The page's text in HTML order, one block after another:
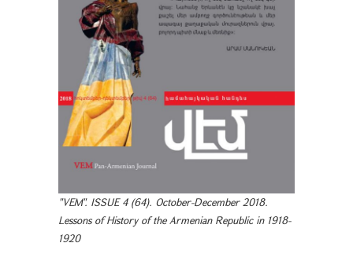
"VEM". ISSUE 4 (64). October-December 2018.
Lessons of History of the Armenian Republic in 1918-
1920